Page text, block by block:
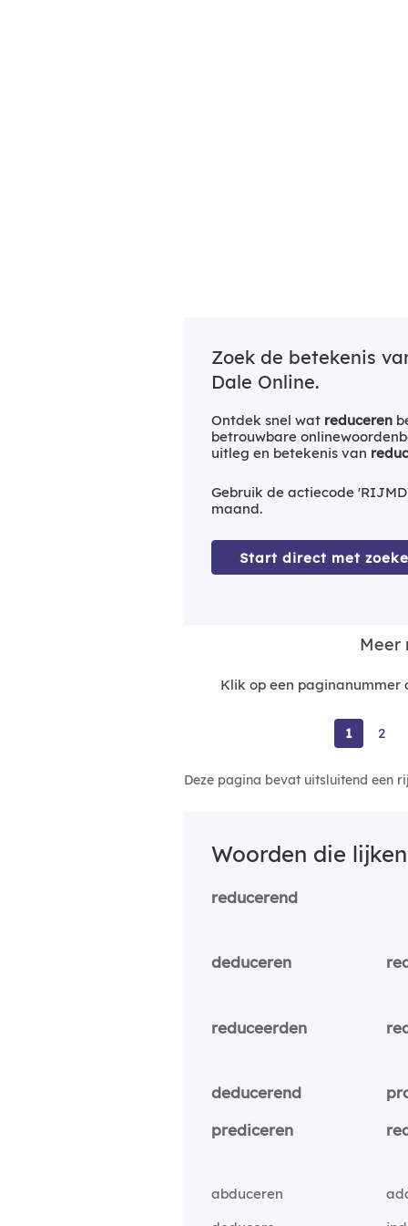
Zoek de betekenis
Dale Online.
Ontdek snel wat reduceren
betrouwbare
uitleg en betekenis van
Gebruik de actiecode
maand.
Start direct met
Meer
Klik op een paginanummer
1 2
Deze pagina bevat uitsluitend een
Woorden die
reducerend
deduceren
reduceerden
deducerend
prediceren
abduceren